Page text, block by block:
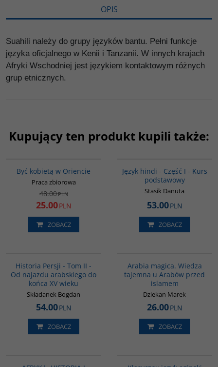
OPIS
Suahili należy do grupy języków bantu. Pełni funkcje
języka oficjalnego w Kenii i Tanzanii. W innych krajach
Afryki Wschodniej jest językiem kontaktowym różnych
grup etnicznych.
Kupujący ten produkt kupili także:
Być kobietą w Oriencie
Praca zbiorowa
48.00PLN
25.00PLN
ZOBACZ
Język hindi - Część I - Kurs
podstawowy
Stasik Danuta
53.00PLN
ZOBACZ
Historia Persji - Tom II -
Od najazdu arabskiego do
końca XV wieku
Składanek Bogdan
54.00PLN
ZOBACZ
Arabia magica. Wiedza
tajemna u Arabów przed
islamem
Dziekan Marek
26.00PLN
ZOBACZ